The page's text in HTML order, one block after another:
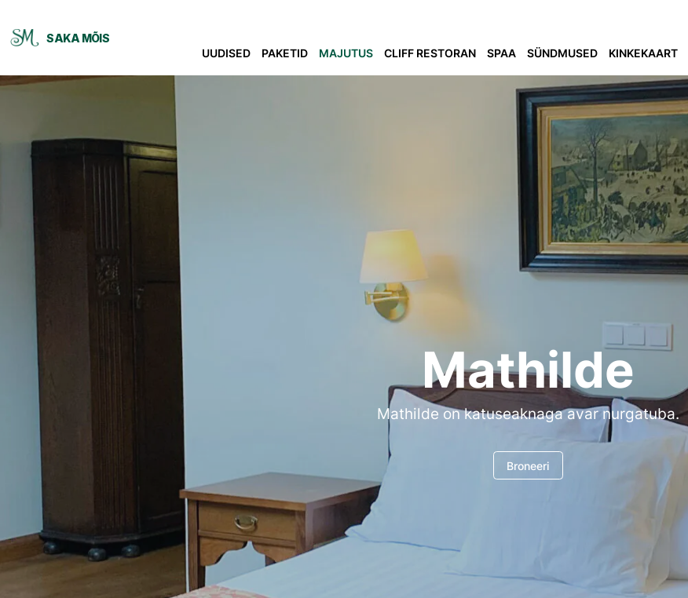
SAKA MÕIS
UUDISED
PAKETID MAJUTUS CLIFF RESTORAN SPAA SÜNDMUSED KINKEKAART
Mathilde
Mathilde on katuseaknaga avar nurgatuba.
Broneeri